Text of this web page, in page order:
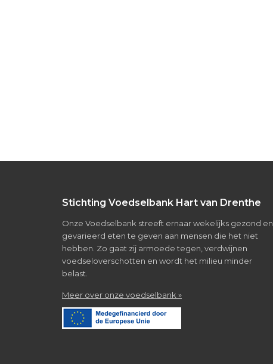
Stichting Voedselbank Hart van Drenthe
Onze Voedselbank streeft ernaar wekelijks gezond en
gevarieerd eten te geven aan mensen die het niet
hebben. Zo gaat zij armoede tegen, verdwijnen
voedseloverschotten en wordt het milieu minder
belast.
Meer over onze voedselbank »about